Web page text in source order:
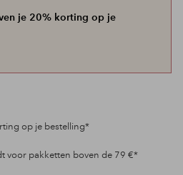
je 20% korting op je
op je bestelling*
voor pakketten boven de 79 €*